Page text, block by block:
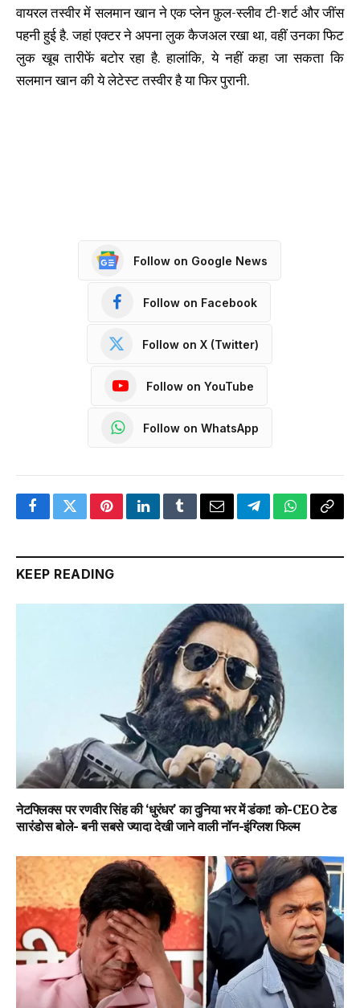
वायरल तस्वीर में सलमान खान ने एक प्लेन फ़ुल-स्लीव टी-शर्ट और जींस
पहनी हुई है. जहां एक्टर ने अपना लुक कैजअल रखा था, वहीं उनका फिट
लुक खूब तारीफें बटोर रहा है. हालांकि, ये नहीं कहा जा सकता कि
सलमान खान की ये लेटेस्ट तस्वीर है या फिर पुरानी.
Follow on Google News
Follow on Facebook
Follow on X (Twitter)
Follow on YouTube
Follow on WhatsApp
FacebookTwitterPinterestLinkedInTumblrEmailTelegramWhatsApp
Copy
KEEP READING
नेटफ्लिक्स पर रणवीर सिंह की ‘धुरंधर’ का दुनिया भर में डंका! को-CEO टेड
सारंडोस बोले- बनी सबसे ज्यादा देखी जाने वाली नॉन-इंग्लिश फिल्म